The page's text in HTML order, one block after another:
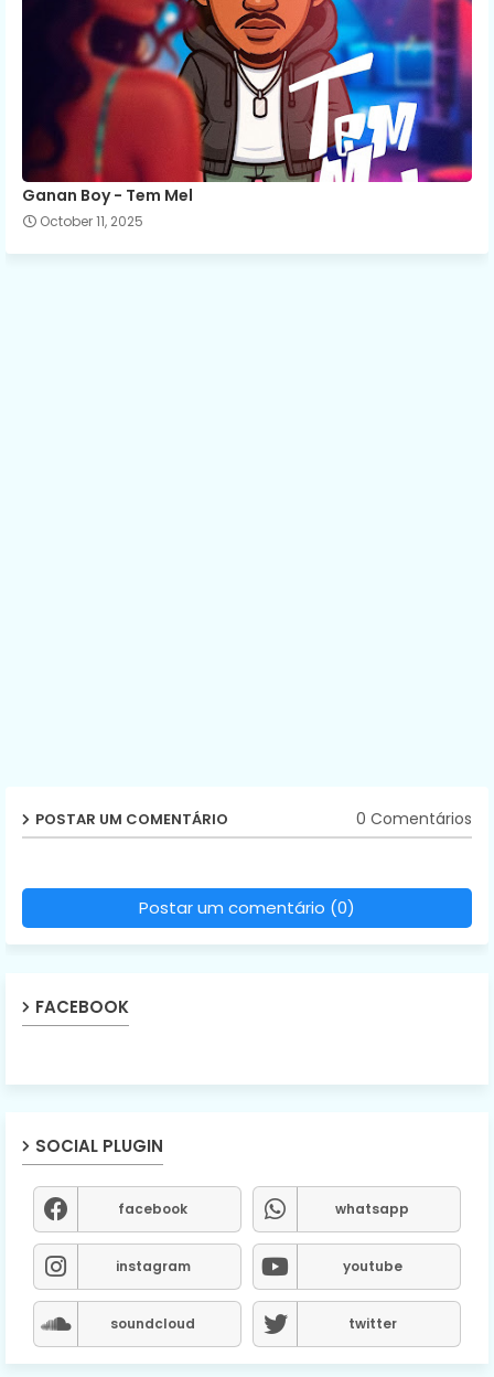
Ganan Boy - Tem Mel
October 11, 2025
POSTAR UM COMENTÁRIO 0 Comentários
Postar um comentário (0)
FACEBOOK
SOCIAL PLUGIN
facebook whatsapp
instagram youtube
soundcloud twitter